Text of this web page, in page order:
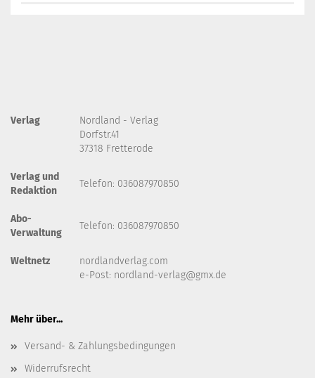
Verlag
Nordland - Verlag
Dorfstr.41
37318 Fretterode
Verlag und
Redaktion
Telefon: 036087970850
Abo-
Verwaltung
Telefon: 036087970850
Weltnetz
nordlandverlag.com
e-Post: nordland-verlag@gmx.de
Mehr über...
Versand- & Zahlungsbedingungen
Widerrufsrecht